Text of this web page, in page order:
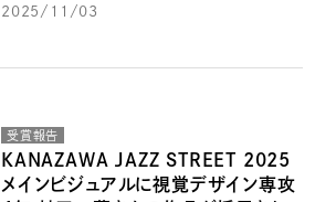
2025/11/03
受賞報告
KANAZAWA JAZZ STREET 2025
メインビジュアルに視覚デザイン専攻